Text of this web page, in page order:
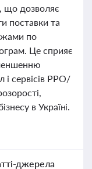
що дозволяє
поставки та
по
Це сприяє
і сервісів РРО/
в Україні.
джерела